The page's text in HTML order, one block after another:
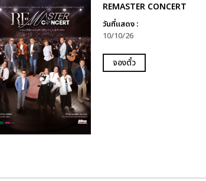
REMASTER CONCERT
วันที่แสดง :
10/10/26
จองตั๋ว